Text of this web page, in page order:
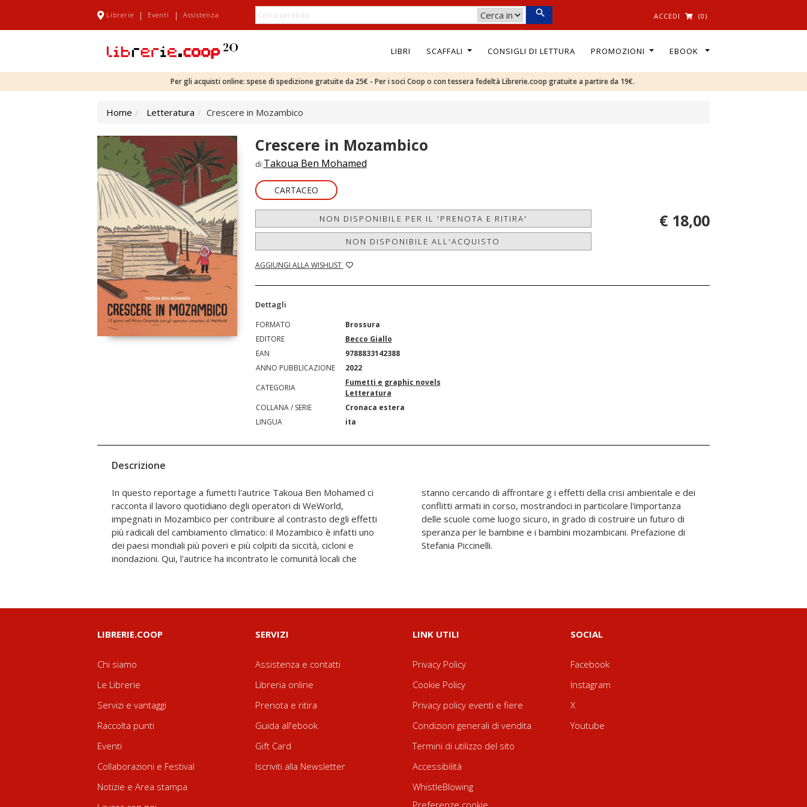
Librerie | Eventi | Assistenza ACCEDI (0)
LIBRI SCAFFALI CONSIGLI DI LETTURA PROMOZIONI EBOOK
Per gli acquisti online: spese di spedizione gratuite da 25€ - Per i soci Coop o con tessera fedeltà Librerie.coop gratuite a partire da 19€.
Home Letteratura Crescere in Mozambico
Crescere in Mozambico
di Takoua Ben Mohamed
CARTACEO
NON DISPONIBILE PER IL 'PRENOTA E RITIRA'
NON DISPONIBILE ALL'ACQUISTO
AGGIUNGI ALLA WISHLIST
€ 18,00
Dettagli
FORMATO
Brossura
EDITORE
Becco Giallo
EAN
9788833142388
ANNO PUBBLICAZIONE
2022
CATEGORIA
Fumetti e graphic novels
Letteratura
COLLANA / SERIE
Cronaca estera
LINGUA
ita
Descrizione
In questo reportage a fumetti l'autrice Takoua Ben Mohamed ci
racconta il lavoro quotidiano degli operatori di WeWorld,
impegnati in Mozambico per contribuire al contrasto degli effetti
più radicali del cambiamento climatico: il Mozambico è infatti uno
dei paesi mondiali più poveri e più colpiti da siccità, cicloni e
inondazioni. Qui, l'autrice ha incontrato le comunità locali che
stanno cercando di affrontare g i effetti della crisi ambientale e dei
conflitti armati in corso, mostrandoci in particolare l'importanza
delle scuole come luogo sicuro, in grado di costruire un futuro di
speranza per le bambine e i bambini mozambicani. Prefazione di
Stefania Piccinelli.
LIBRERIE.COOP
Chi siamo
Le Librerie
Servizi e vantaggi
Raccolta punti
Eventi
Collaborazioni e Festival
Notizie e Area stampa
SERVIZI
Assistenza e contatti
Libreria online
Prenota e ritira
Guida all'ebook
Gift Card
Iscriviti alla Newsletter
LINK UTILI
Privacy Policy
Cookie Policy
Privacy policy eventi e fiere
Condizioni generali di vendita
Termini di utilizzo del sito
Accessibilità
WhistleBlowing
Preferenze cookie
SOCIAL
Facebook
Instagram
X
Youtube